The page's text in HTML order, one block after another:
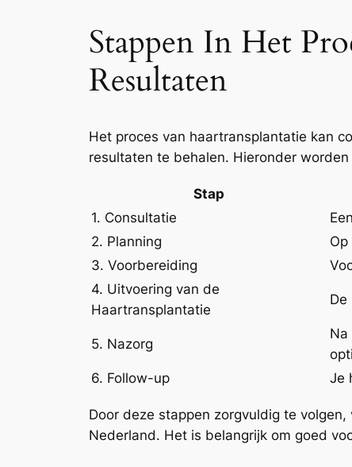
Stappen In Het
Resultaten
Het proces van haartransplantatie kan
resultaten te behalen. Hieronder
Stap
1. Consultatie
2. Planning
3. Voorbereiding
4. Uitvoering van de
Haartransplantatie
De
5. Nazorg
Na
6. Follow-up
Je
Door deze stappen zorgvuldig te
Nederland. Het is belangrijk om goed